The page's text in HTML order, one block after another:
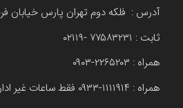
آدرس : فلکه دوم تهران پارس خیابان فرجام
ثابت : ۷۷۵۸۳۲۳۱ -۰۲۱۱۹
همراه : ۲۲۶۵۲۰۳-۰۹۰۳
همراه : ۱۱۱۱۹۱۴-۰۹۳۳ فقط ساعات غیر اداری